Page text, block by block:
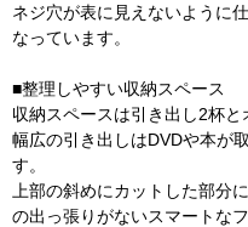
ネジ穴が表に見えないように
なっています。
■整理しやすい収納スペース
収納スペースは引き出し2杯と
幅広の引き出しはDVDや本が
す。
上部の斜めにカットした部分
の出っ張りがないスマートな